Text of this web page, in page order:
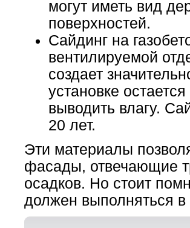
могут иметь вид
поверхностей.
Сайдинг на
вентилируемой
создает
установке
выводить влагу.
20 лет.
Эти материалы
фасады, отвечающие
осадков. Но стоит
должен выполняться в